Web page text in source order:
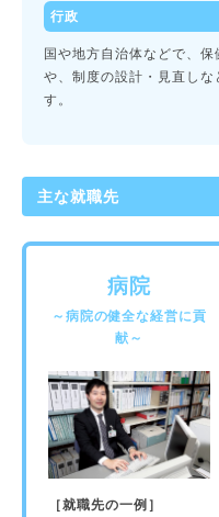
行政
国や地方自治体などで、
や、制度の設計・見直しな
す。
主な就職先
病院
～病院の健全な経営に貢
献～
［就職先の一例］